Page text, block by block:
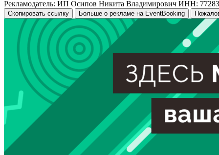
Рекламодатель: ИП Осипов Никита Владимирович ИНН:
Скопировать ссылку Больше о рекламе на EventBooking